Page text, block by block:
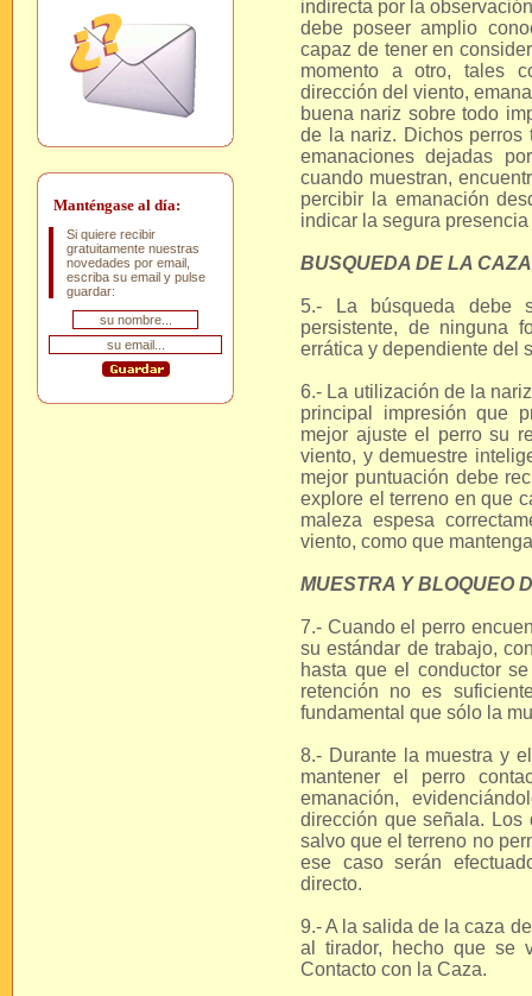
Manténgase al día:
Si quiere recibir
gratuitamente nuestras
novedades por email,
escriba su email y pulse
guardar:
indirecta por la
debe poseer amplio
capaz de tener en
momento a otro, tales
dirección del viento,
buena nariz sobre todo
de la nariz. Dichos perros
emanaciones dejadas
cuando muestran,
percibir la emanación
indicar la segura presencia
BUSQUEDA DE LA
5.- La búsqueda debe
persistente, de ninguna
errática y dependiente del
6.- La utilización de la
principal impresión que
mejor ajuste el perro su
viento, y demuestre
mejor puntuación debe
explore el terreno en que
maleza espesa
viento, como que
MUESTRA Y BLOQUEO
7.- Cuando el perro
su estándar de trabajo,
hasta que el conductor
retención no es
fundamental que sólo la
8.- Durante la muestra y
mantener el perro
emanación,
dirección que señala. Los
salvo que el terreno no
ese caso serán
directo.
9.- A la salida de la caza
al tirador, hecho que se
Contacto con la Caza.